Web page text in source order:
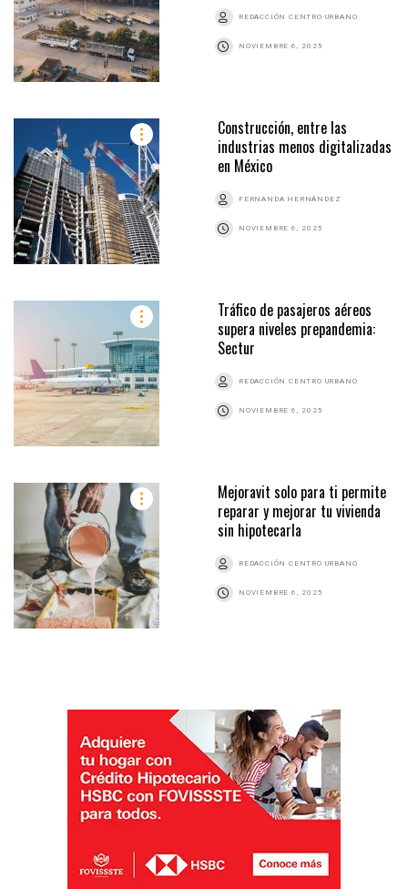
REDACCIÓN CENTRO URBANO
NOVIEMBRE 6, 2025
Construcción, entre las
industrias menos digitalizadas
en México
FERNANDA HERNÁNDEZ
NOVIEMBRE 6, 2025
Tráfico de pasajeros aéreos
supera niveles prepandemia:
Sectur
REDACCIÓN CENTRO URBANO
NOVIEMBRE 6, 2025
Mejoravit solo para ti permite
reparar y mejorar tu vivienda
sin hipotecarla
REDACCIÓN CENTRO URBANO
NOVIEMBRE 6, 2025